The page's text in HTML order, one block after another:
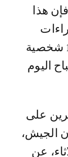
الاحترازية، حيث منع أكثر من 100 شخصية
اليوم
على
الجيش،
عن